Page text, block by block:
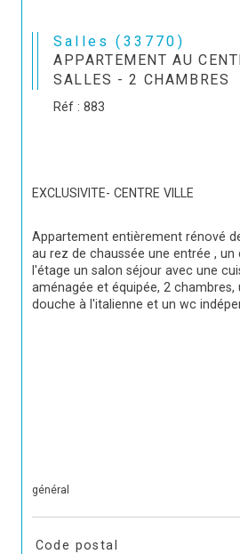
Salles (33770)
APPARTEMENT AU
SALLES - 2 CHAMBRES
Réf : 883
EXCLUSIVITE- CENTRE VILLE
Appartement entièrement rénové
au rez de chaussée une entrée , un
l'étage un salon séjour avec une
aménagée et équipée, 2 chambres,
douche à l'italienne et un wc
général
TRAD_SIROCCO_Caracteristique
Code postal